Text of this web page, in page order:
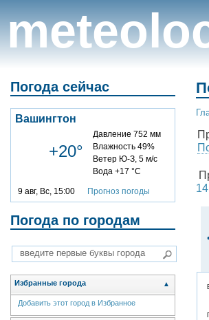
Погода сейчас
Вашингтон
+20°
Давление 752 мм
Влажность 49%
Ветер Ю-З, 5 м/с
Вода +17 °C
9 авг, Вс, 15:00 Прогноз погоды
Погода по городам
Избранные города ▲
Добавить этот город в Избранное